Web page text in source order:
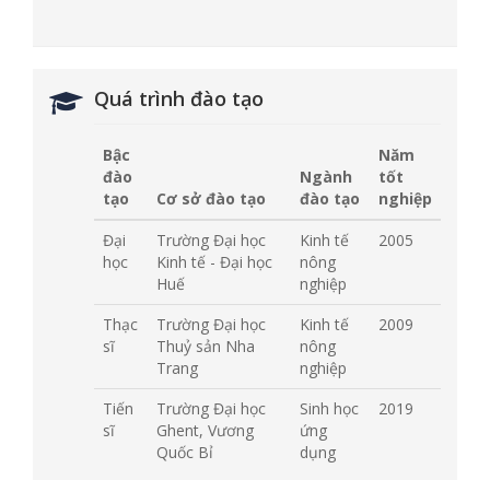
Quá trình đào tạo
Bậc
đào
tạo
Cơ sở đào tạo
Ngành
đào tạo
Năm
tốt
nghiệp
Đại
học
Trường Đại học
Kinh tế - Đại học
Huế
Kinh tế
nông
nghiệp
2005
Thạc
sĩ
Trường Đại học
Thuỷ sản Nha
Trang
Kinh tế
nông
nghiệp
2009
Tiến
sĩ
Trường Đại học
Ghent, Vương
Quốc Bỉ
Sinh học
ứng
dụng
2019